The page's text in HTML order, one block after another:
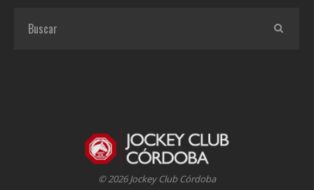
© 2026 Jockey Club Córdoba